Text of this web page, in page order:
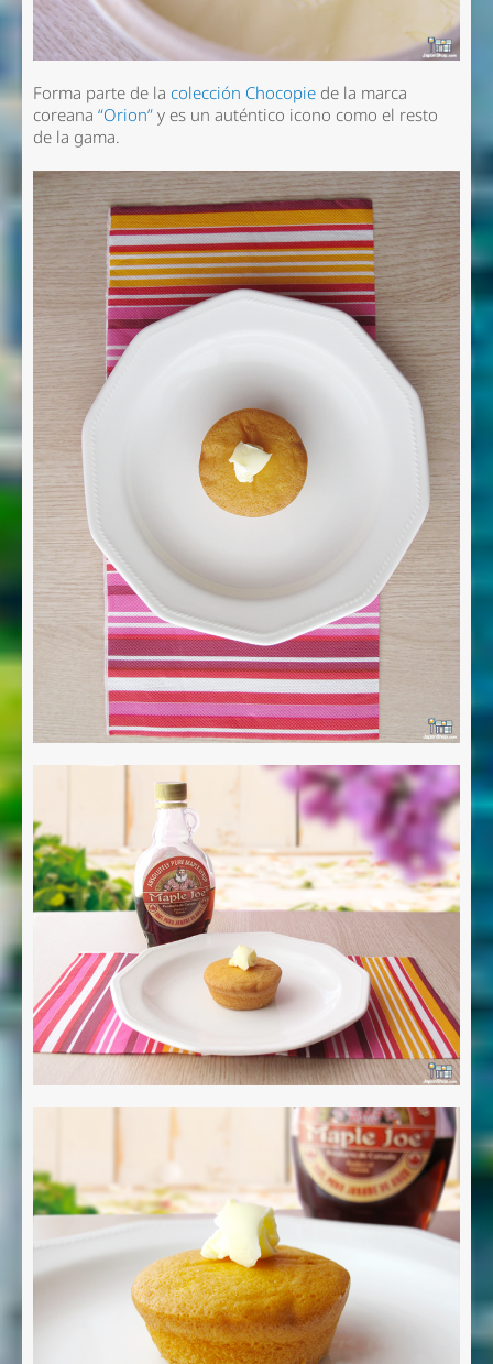
Forma parte de la colección Chocopiede la marca
coreana “Orion”y es un auténtico icono como el resto
de la gama.